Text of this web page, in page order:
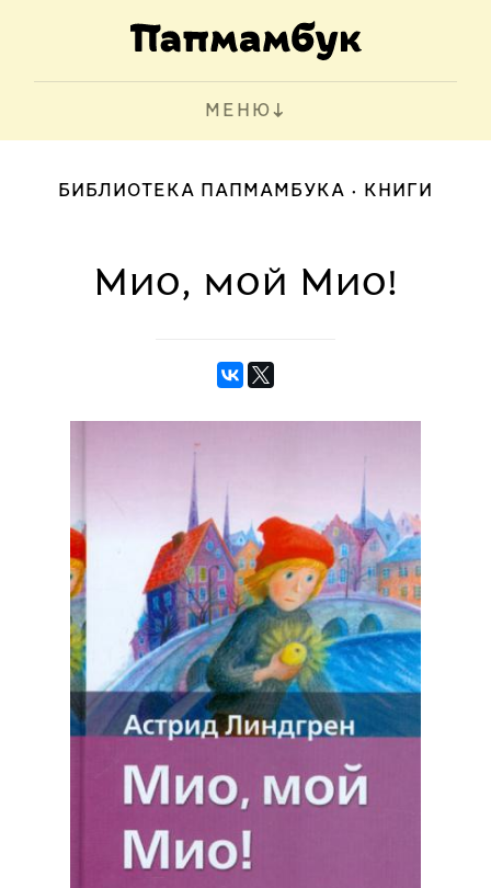
МЕНЮ
БИБЛИОТЕКА ПАПМАМБУКА КНИГИ
Мио, мой Мио!